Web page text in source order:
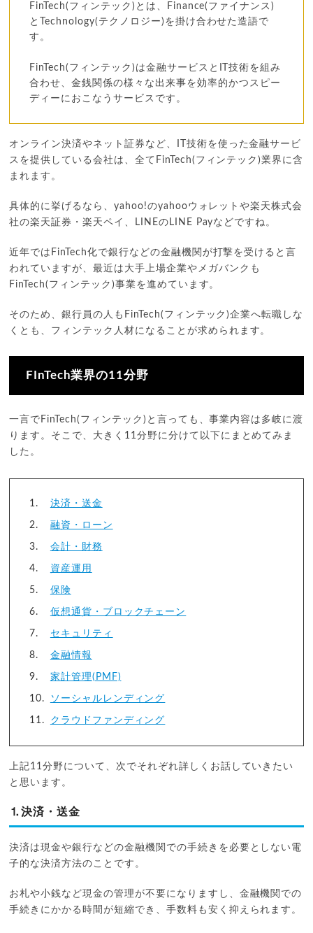
FinTech(フィンテック)とは、Finance(ファイナンス)
とTechnology(テクノロジー)を掛け合わせた造語で
す。
FinTech(フィンテック)は金融サービスとIT技術を組み
合わせ、金銭関係の様々な出来事を効率的かつスピー
ディーにおこなうサービスです。
オンライン決済やネット証券など、IT技術を使った金融サービ
スを提供している会社は、全てFinTech(フィンテック)業界に含
まれます。
具体的に挙げるなら、yahoo!のyahooウォレットや楽天株式会
社の楽天証券・楽天ペイ、LINEのLINE Payなどですね。
近年ではFinTech化で銀行などの金融機関が打撃を受けると言
われていますが、最近は大手上場企業やメガバンクも
FinTech(フィンテック)事業を進めています。
そのため、銀行員の人もFinTech(フィンテック)企業へ転職しな
くとも、フィンテック人材になることが求められます。
FInTech業界の11分野
一言でFinTech(フィンテック)と言っても、事業内容は多岐に渡
ります。そこで、大きく11分野に分けて以下にまとめてみま
した。
決済・送金
融資・ローン
会計・財務
資産運用
保険
仮想通貨・ブロックチェーン
セキュリティ
金融情報
家計管理(PMF)
ソーシャルレンディング
クラウドファンディング
上記11分野について、次でそれぞれ詳しくお話していきたい
と思います。
⒈決済・送金
決済は現金や銀行などの金融機関での手続きを必要としない電
子的な決済方法のことです。
お札や小銭など現金の管理が不要になりますし、金融機関での
手続きにかかる時間が短縮でき、手数料も安く抑えられます。